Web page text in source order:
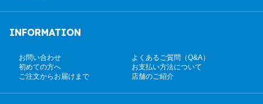
INFORMATION
お問い合わせ
よくあるご質問（Q&A）
初めての方へ
お支払い方法について
ご注文からお届けまで
店舗のご紹介